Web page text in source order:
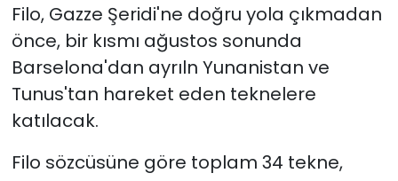
Filo, Gazze Şeridi'ne doğru yola çıkmadan
önce, bir kısmı ağustos sonunda
Barselona'dan ayrıln Yunanistan ve
Tunus'tan hareket eden teknelere
katılacak.
Filo sözcüsüne göre toplam 34 tekne,